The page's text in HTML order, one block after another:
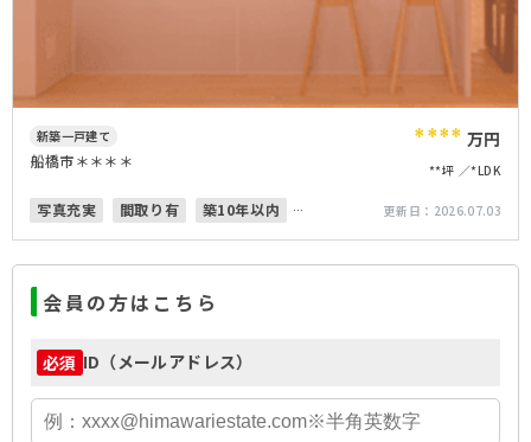
新築一戸建て
船橋市＊＊＊＊ **** 万円
**坪 *LDK
写真充実 間取り有
築10年以内
更新日： 2026.07.03
会員の方はこちら
必須 ID（メールアドレス）